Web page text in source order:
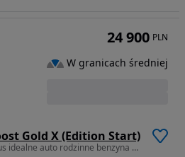
Gold X (Edition Start)
999 cm3 • 125 KM • Ford Focus idealne auto rodzinne benzyna sprowadzony z Niemiec
24 900 PLN
W granicach średniej